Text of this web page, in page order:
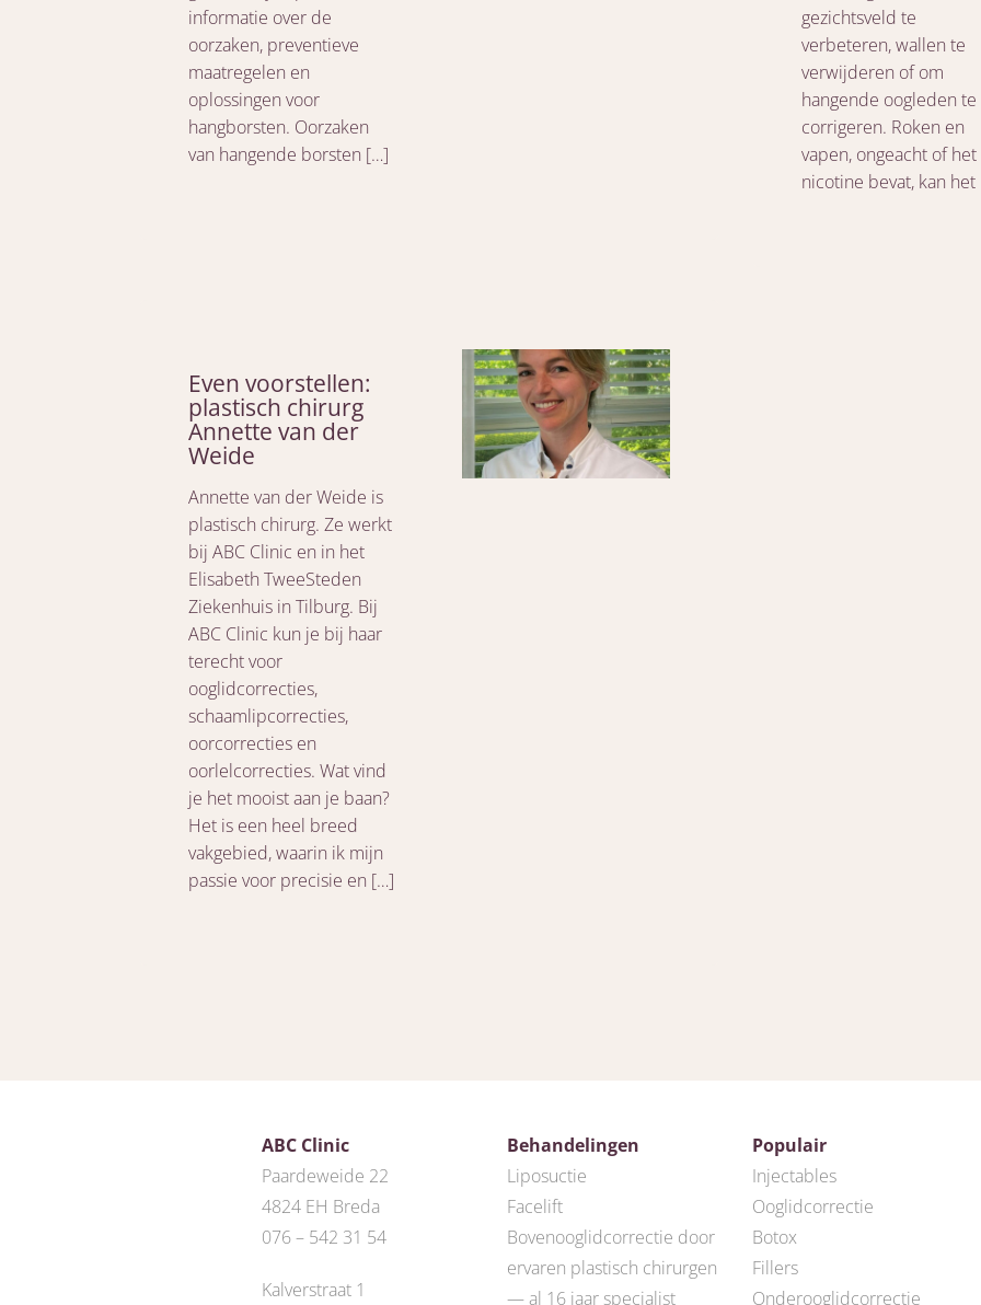
informatie over de
oorzaken, preventieve
maatregelen en
oplossingen voor
hangborsten. Oorzaken
van hangende borsten […]
gezichtsveld te
verbeteren, wallen te
verwijderen of om
hangende oogleden te
corrigeren. Roken en
vapen, ongeacht of het
nicotine bevat, kan
Even voorstellen:
plastisch chirurg
Annette van der
Weide
Annette van der Weide is
plastisch chirurg. Ze werkt
bij ABC Clinic en in het
Elisabeth TweeSteden
Ziekenhuis in Tilburg. Bij
ABC Clinic kun je bij haar
terecht voor
ooglidcorrecties,
schaamlipcorrecties,
oorcorrecties en
oorlelcorrecties. Wat vind
je het mooist aan je baan?
Het is een heel breed
vakgebied, waarin ik mijn
passie voor precisie en […]
ABC Clinic
Paardeweide 22
4824 EH Breda
076 – 542 31 54
Kalverstraat 1
Behandelingen
Liposuctie
Facelift
Bovenooglidcorrectie door
ervaren plastisch chirurgen
— al 16 jaar specialist
Populair
Injectables
Ooglidcorrectie
Botox
Fillers
Onderooglidcorrectie